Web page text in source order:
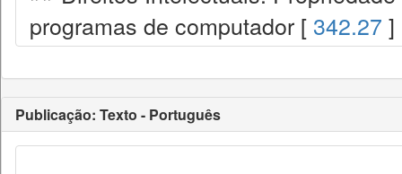
programas de computador [ 342.27 ]
Publicação: Texto - Português